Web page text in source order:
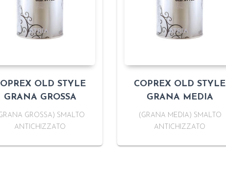
OLD STYLE
GRANA GROSSA
GROSSA) SMALTO
ANTICHIZZATO
COPREX OLD STYLE
GRANA MEDIA
(GRANA MEDIA) SMALTO
ANTICHIZZATO